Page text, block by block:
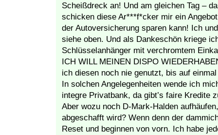
Scheißdreck an! Und am gleichen Tag –
schicken diese Ar***f*cker mir ein
der Autoversicherung sparen kann! Ich
siehe oben. Und als Dankeschön kriege
Schlüsselanhänger mit verchromtem
ICH WILL MEINEN DISPO
ich diesen noch nie genutzt, bis auf
In solchen Angelegenheiten wende ich
integre Privatbank, da gibt’s faire Kredite
Aber wozu noch D-Mark-Halden
abgeschafft wird? Wenn denn der
Reset und beginnen von vorn. Ich habe